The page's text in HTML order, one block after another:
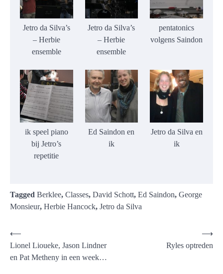
Jetro da Silva’s
– Herbie
ensemble
Jetro da Silva’s
– Herbie
ensemble
pentatonics
volgens Saindon
ik speel piano
bij Jetro’s
repetitie
Ed Saindon en
ik
Jetro da Silva en
ik
Tagged Berklee, Classes, David Schott, Ed Saindon, George
Monsieur, Herbie Hancock, Jetro da Silva
Post
navigation
⟵
Lionel Lioueke, Jason Lindner
en Pat Metheny in een week…
Ryles optreden
⟶